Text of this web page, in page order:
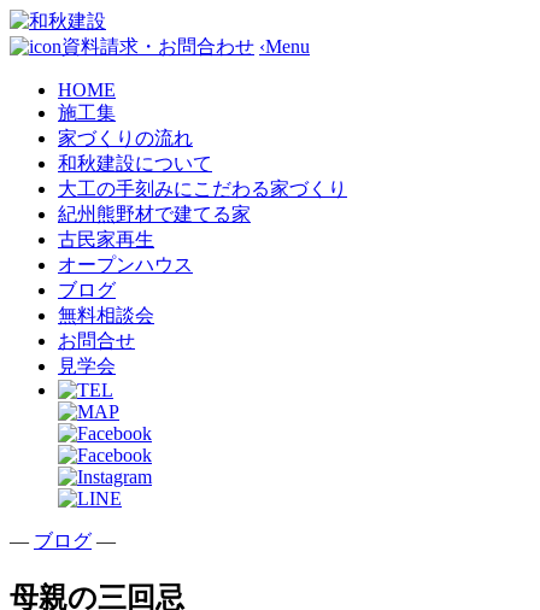
資料請求・お問合わせ ‹Menu
HOME
施工集
家づくりの流れ
和秋建設について
大工の手刻みにこだわる家づくり
紀州熊野材で建てる家
古民家再生
オープンハウス
ブログ
無料相談会
お問合せ
見学会
— ブログ —
母親の三回忌